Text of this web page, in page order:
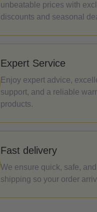
unbeatable prices with
discounts and seasonal
Expert Service
Enjoy expert advice,
support, and a reliable
products.
Fast delivery
We ensure quick, safe,
shipping so your order